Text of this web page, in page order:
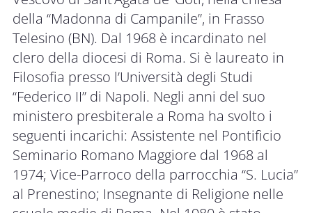
della “Madonna di Campanile”, in Frasso
Telesino (BN). Dal 1968 è incardinato nel
clero della diocesi di Roma. Si è laureato in
Filosofia presso l’Università degli Studi
“Federico II” di Napoli. Negli anni del suo
ministero presbiterale a Roma ha svolto i
seguenti incarichi: Assistente nel Pontificio
Seminario Romano Maggiore dal 1968 al
1974; Vice-Parroco della parrocchia “S. Lucia”
al Prenestino; Insegnante di Religione nelle